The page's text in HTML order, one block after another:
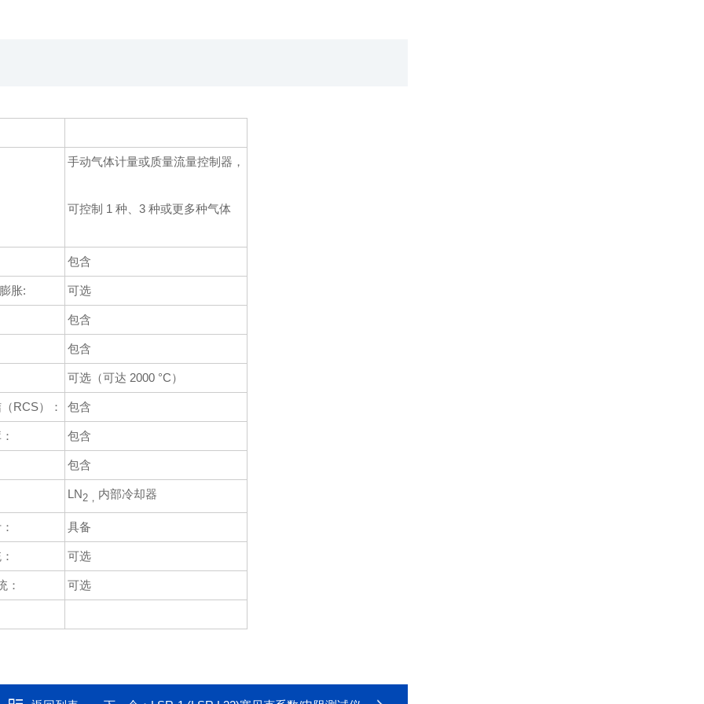
手动气体计量或质量流量控制器，
可控制 1 种、3 种或更多种气体
包含
胀: 可选
包含
包含
可选（可达 2000 °C）
RCS）： 包含
包含
包含
LN2， 内部冷却器
具备
可选
： 可选